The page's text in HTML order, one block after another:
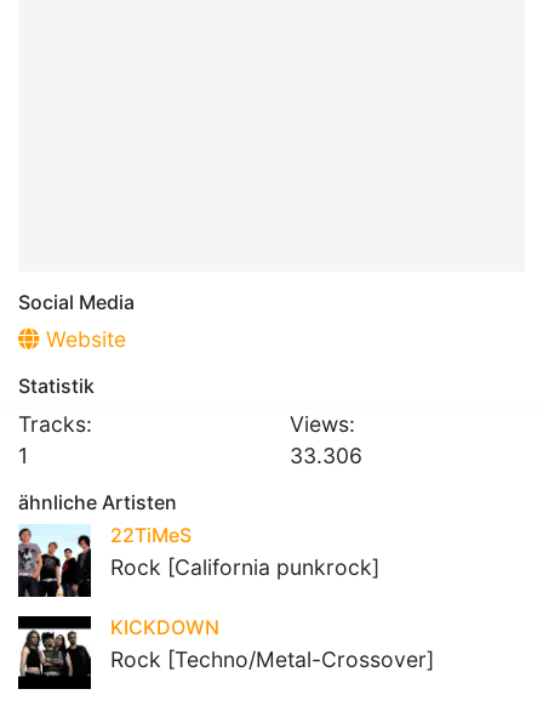
Social Media
Website
Statistik
Tracks:
1
Views:
33.306
ähnliche Artisten
22TiMeS
Rock [California punkrock]
KICKDOWN
Rock [Techno/Metal-Crossover]